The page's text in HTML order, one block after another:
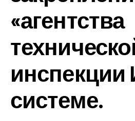
«агентства
инспекции
системе.